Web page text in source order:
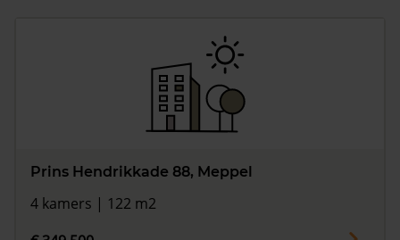
Prins Hendrikkade 88, Meppel
4 kamers | 122 m2